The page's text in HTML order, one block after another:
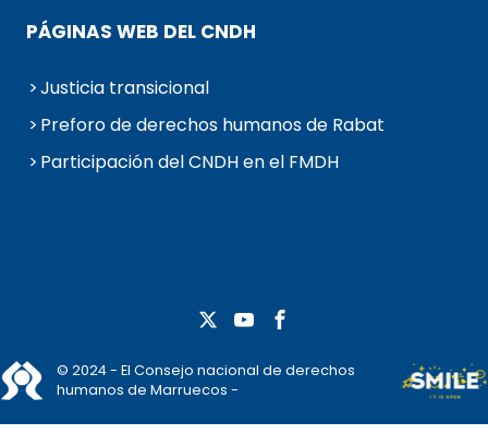
PÁGINAS WEB DEL CNDH
Justicia transicional
Preforo de derechos humanos de Rabat
Participación del CNDH en el FMDH
© 2024 - El Consejo nacional de derechos
humanos de Marruecos -